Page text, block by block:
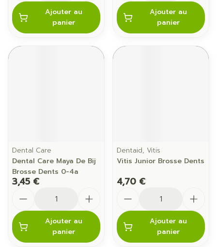
Ajouter au
panier
Ajouter au
panier
Dental Care
Dental Care Maya De Bij
Brosse Dents 0-4a
3,45 €
Ajouter au
panier
Dentaid, Vitis
Vitis Junior Brosse Dents
4,70 €
Ajouter au
panier